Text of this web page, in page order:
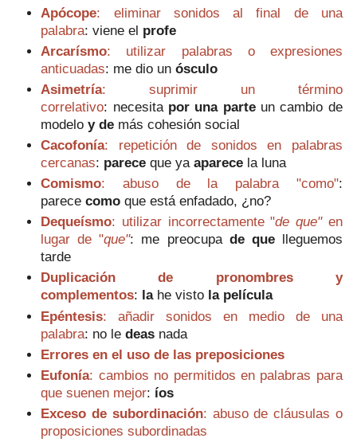
Apócope: eliminar sonidos al final de una
palabra:viene el profe
Arcarísmo: utilizar palabras o expresiones
anticuadas: me dio unósculo
Asimetría: suprimir un término
correlativo: necesita por una parteun cambio de
modeloy de más cohesión social
Cacofonía: repetición de sonidos en palabras
cercanas: pareceque yaaparece la luna
Comismo: abuso de la palabra "como":
parececomoque está enfadado, ¿no?
Dequeísmo: utilizar incorrectamente "deque" en
lugar de "que": me preocupa de quelleguemos
tarde
Duplicación de pronombres y
complementos: la he visto la película
Epéntesis: añadir sonidos en medio de una
palabra: no ledeas nada
Errores en el uso de las preposiciones
Eufonía: cambios no permitidos en palabras para
que suenen mejor: íos
Exceso de subordinación: abuso de cláusulas o
proposiciones subordinadas